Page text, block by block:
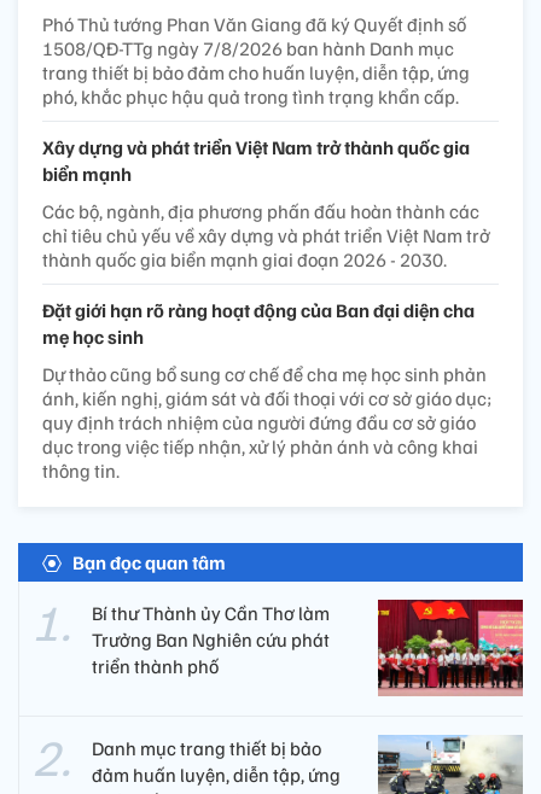
Phó Thủ tướng Phan Văn Giang đã ký Quyết định số
1508/QĐ-TTg ngày 7/8/2026 ban hành Danh mục
trang thiết bị bảo đảm cho huấn luyện, diễn tập, ứng
phó, khắc phục hậu quả trong tình trạng khẩn cấp.
Xây dựng và phát triển Việt Nam trở thành quốc gia
biển mạnh
Các bộ, ngành, địa phương phấn đấu hoàn thành các
chỉ tiêu chủ yếu về xây dựng và phát triển Việt Nam trở
thành quốc gia biển mạnh giai đoạn 2026 - 2030.
Đặt giới hạn rõ ràng hoạt động của Ban đại diện cha
mẹ học sinh
Dự thảo cũng bổ sung cơ chế để cha mẹ học sinh phản
ánh, kiến nghị, giám sát và đối thoại với cơ sở giáo dục;
quy định trách nhiệm của người đứng đầu cơ sở giáo
dục trong việc tiếp nhận, xử lý phản ánh và công khai
thông tin.
Bạn đọc quan tâm
Bí thư Thành ủy Cần Thơ làm
Trưởng Ban Nghiên cứu phát
triển thành phố
Danh mục trang thiết bị bảo
đảm huấn luyện, diễn tập, ứng